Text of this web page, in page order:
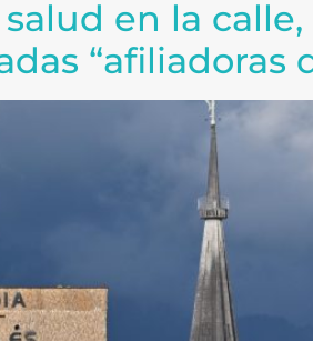
en la
“afiliadoras